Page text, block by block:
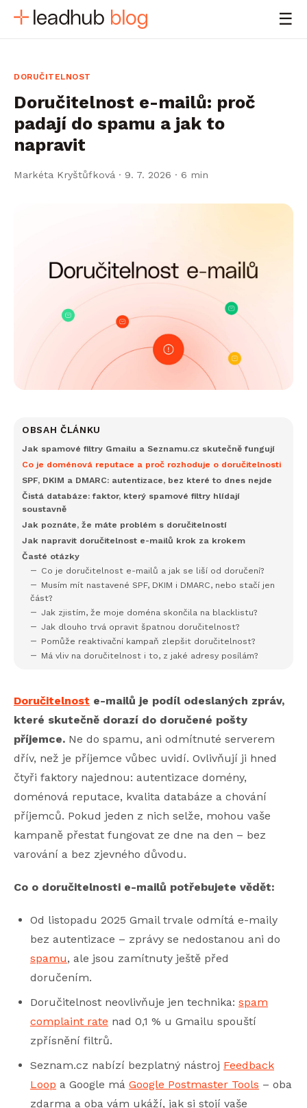
☰
DORUČITELNOST
Doručitelnost e-mailů: proč
padají do spamu a jak to
napravit
Markéta Kryštůfková · 9. 7. 2026 · 6 min
OBSAH ČLÁNKU
Jak spamové filtry Gmailu a Seznamu.cz skutečně fungují
Co je doménová reputace a proč rozhoduje o doručitelnosti
SPF, DKIM a DMARC: autentizace, bez které to dnes nejde
Čistá databáze: faktor, který spamové filtry hlídají
soustavně
Jak poznáte, že máte problém s doručitelností
Jak napravit doručitelnost e-mailů krok za krokem
Časté otázky
Co je doručitelnost e-mailů a jak se liší od doručení?
Musím mít nastavené SPF, DKIM i DMARC, nebo stačí jen
část?
Jak zjistím, že moje doména skončila na blacklistu?
Jak dlouho trvá opravit špatnou doručitelnost?
Pomůže reaktivační kampaň zlepšit doručitelnost?
Má vliv na doručitelnost i to, z jaké adresy posílám?
Doručitelnost e-mailů je podíl odeslaných zpráv,
které skutečně dorazí do doručené pošty
příjemce. Ne do spamu, ani odmítnuté serverem
dřív, než je příjemce vůbec uvidí. Ovlivňují ji hned
čtyři faktory najednou: autentizace domény,
doménová reputace, kvalita databáze a chování
příjemců. Pokud jeden z nich selže, mohou vaše
kampaně přestat fungovat ze dne na den – bez
varování a bez zjevného důvodu.
Co o doručitelnosti e-mailů potřebujete vědět:
Od listopadu 2025 Gmail trvale odmítá e-maily
bez autentizace – zprávy se nedostanou ani do
spamu, ale jsou zamítnuty ještě před
doručením.
Doručitelnost neovlivňuje jen technika: spam
complaint rate nad 0,1 % u Gmailu spouští
zpřísnění filtrů.
Seznam.cz nabízí bezplatný nástroj Feedback
Loop a Google má Google Postmaster Tools – oba
zdarma a oba vám ukáží, jak si stojí vaše